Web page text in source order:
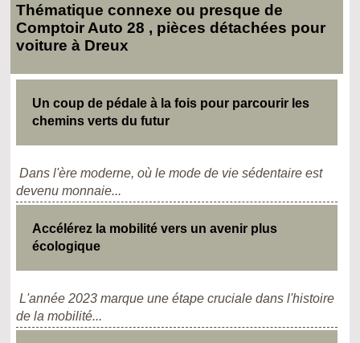
Thématique connexe ou presque de
Comptoir Auto 28 , pièces détachées pour
voiture à Dreux
Un coup de pédale à la fois pour parcourir les
chemins verts du futur
Dans l'ère moderne, où le mode de vie sédentaire est
devenu monnaie...
Accélérez la mobilité vers un avenir plus
écologique
L'année 2023 marque une étape cruciale dans l'histoire
de la mobilité...